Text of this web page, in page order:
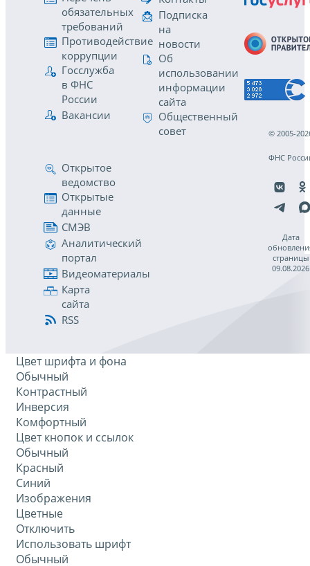
обязательных
требований
Противодействие
коррупции
Госслужба
в ФНС
России
Вакансии
Подписка
на
новости
Об
использовании
информации
сайта
Общественный
совет
Открытое
ведомство
Открытые
данные
СМЭВ
Аналитический
портал
Видеоматериалы
Карта
сайта
RSS
© 2005-
ФНС
Дата
страницы
09.08.2026
Цвет шрифта и фона
Обычный
Контрастный
Инверсия
Комфортный
Цвет кнопок и ссылок
Обычный
Красный
Синий
Изображения
Цветные
Отключить
Использовать шрифт
Обычный